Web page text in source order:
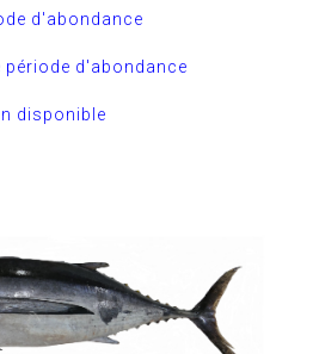
d'abondance
période d'abondance
disponible